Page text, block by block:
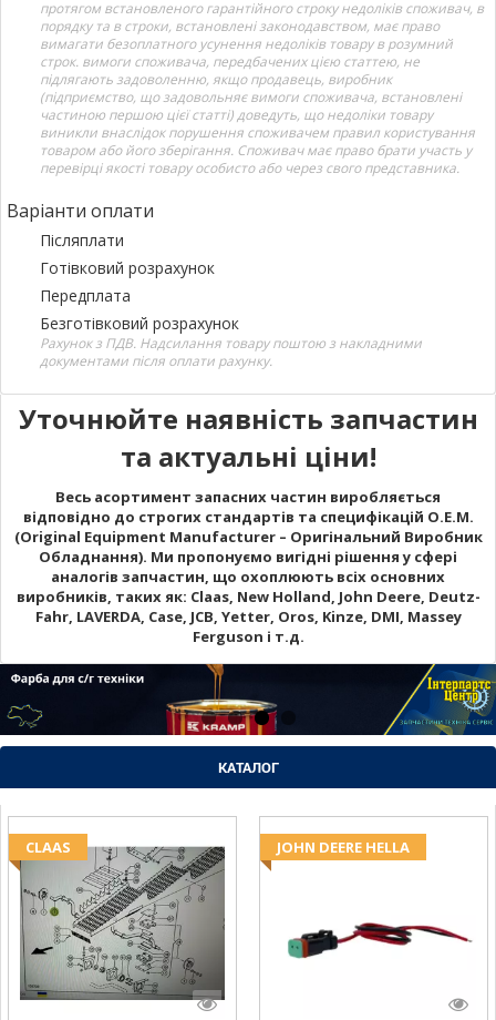
протягом встановленого гарантійного строку недоліків споживач, в
порядку та в строки, встановлені законодавством, має право
вимагати безоплатного усунення недоліків товару в розумний
строк. вимоги споживача, передбачених цією статтею, не
підлягають задоволенню, якщо продавець, виробник
(підприємство, що задовольняє вимоги споживача, встановлені
частиною першою цієї статті) доведуть, що недоліки товару
виникли внаслідок порушення споживачем правил користування
товаром або його зберігання. Споживач має право брати участь у
перевірці якості товару особисто або через свого представника.
Варіанти оплати
Післяплати
Готівковий розрахунок
Передплата
Безготівковий розрахунок
Рахунок з ПДВ. Надсилання товару поштою з накладними
документами після оплати рахунку.
Уточнюйте наявність запчастин
та актуальні ціни!
Весь асортимент запасних частин виробляється
відповідно до строгих стандартів та специфікацій O.E.M.
(Original Equipment Manufacturer – Оригінальний Виробник
Обладнання). Ми пропонуємо вигідні рішення у сфері
аналогів запчастин, що охоплюють всіх основних
виробників, таких як: Claas, New Holland, John Deere, Deutz-
Fahr, LAVERDA, Case, JCB, Yetter, Oros, Kinze, DMI, Massey
Ferguson і т.д.
КАТАЛОГ
CLAAS JOHN DEERE HELLA